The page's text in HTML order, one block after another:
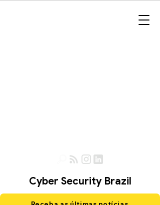
Cyber Security Brazil